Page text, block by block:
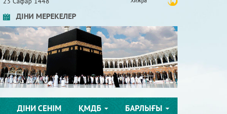
ДІНИ МЕРЕКЕЛЕР
ДІНИ СЕНІМ ҚМДБ БАРЛЫҒЫ